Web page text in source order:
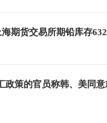
期货交易所期铅库存
政策的官员称韩、美同